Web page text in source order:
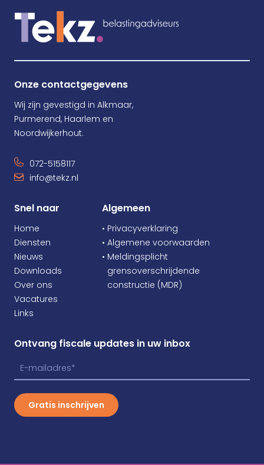
Onze contactgegevens
Wij zijn gevestigd in Alkmaar,
Purmerend, Haarlem en
Noordwijkerhout.
072-5158117
info@tekz.nl
Snel naar
Home
Diensten
Nieuws
Downloads
Over ons
Vacatures
Links
Algemeen
• Privacyverklaring
• Algemene voorwaarden
• Meldingsplicht
grensoverschrijdende
constructie (MDR)
Ontvang fiscale updates in uw inbox
Gratis inschrijven